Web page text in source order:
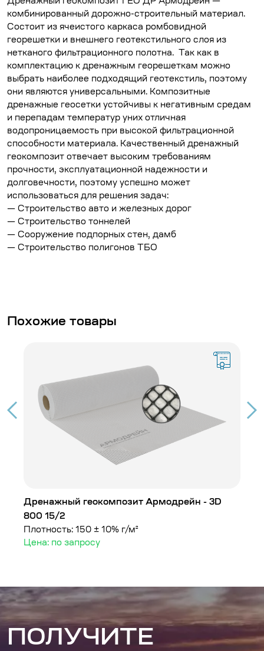
Дренажный геокомпозит ГЕО ДР Армодрейн —
комбинированный дорожно-строительный материал.
Состоит из ячеистого каркаса ромбовидной
георешетки и внешнего геотекстильного слоя из
нетканого фильтрационного полотна. Так как в
комплектацию к дренажным георешеткам можно
выбрать наиболее подходящий геотекстиль, поэтому
они являются универсальными. Композитные
дренажные геосетки устойчивы к негативным средам
и перепадам температур уних отличная
водопроницаемость при высокой фильтрационной
способности материала. Качественный дренажный
геокомпозит отвечает высоким требованиям
прочности, эксплуатационной надежности и
долговечности, поэтому успешно может
использоваться для решения задач:
— Строительство авто и железных дорог
— Строительство тоннелей
— Сооружение подпорных стен, дамб
— Строительство полигонов ТБО
Похожие товары
Дренажный геокомпозит Армодрейн - 3D
800 15/2
Плотность: 150 ± 10% г/м²
Цена: по запросу
ПОЛУЧИТЕ